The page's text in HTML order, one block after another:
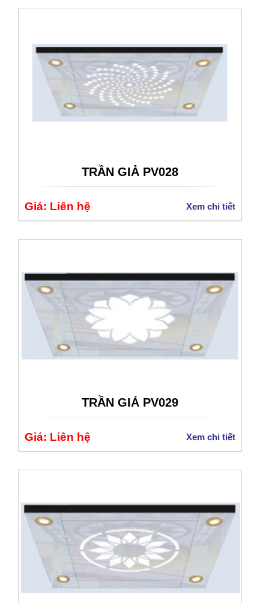
TRẦN GIẢ PV028
Giá: Liên hệ Xem chi tiết
TRẦN GIẢ PV029
Giá: Liên hệ Xem chi tiết